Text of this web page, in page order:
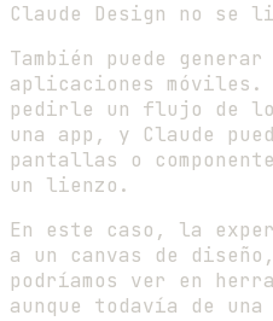
Claude Design no se
También puede
aplicaciones móviles.
pedirle un flujo de
una app, y Claude
pantallas o
un lienzo.
En este caso, la
a un canvas de
podríamos ver en
aunque todavía de